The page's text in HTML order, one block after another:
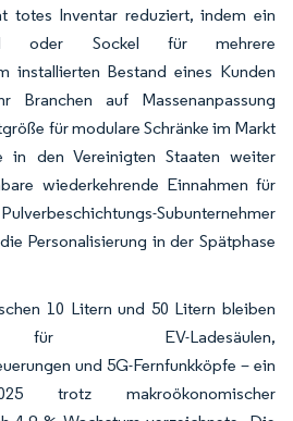
totes Inventar reduziert, indem ein
oder Sockel für mehrere
installierten Bestand eines Kunden
auf Massenanpassung
für modulare Schränke im Markt
in den Vereinigten Staaten weiter
wiederkehrende Einnahmen für
Subunternehmer
Personalisierung in der Spätphase
10 Litern und 50 Litern bleiben
für EV-Ladesäulen,
und 5G-Fernfunkköpfe – ein
trotz makroökonomischer